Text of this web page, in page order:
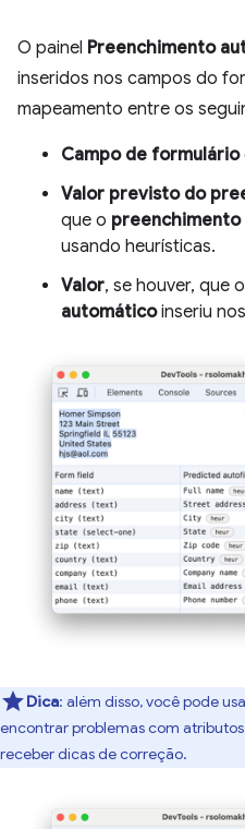
O painel Preenchimento
inseridos nos campos do
mapeamento entre os
Campo de formulário
Valor previsto do
que o
usando heurísticas.
Valor, se houver, que o
automáticoinseriu
Dica: além disso, você pode
encontrar problemas com
receber dicas de correção.